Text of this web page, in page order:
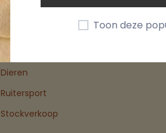
Groepen
Kleding & Textiel
Dieren
Ruitersport
Stockverkoop
Dashboard
Toon deze